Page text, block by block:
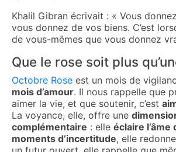
Khalil Gibran écrivait : « Vous
vous donnez de vos biens. C’est
de vous-mêmes que vous donnez
Que le rose soit plus
Octobre Rose est un mois de
mois d’amour. Il nous rappelle que
aimer la vie, et que soutenir, c’est
La voyance, elle, offre une
complémentaire : elle éclaire l’âme
moments d’incertitude, elle